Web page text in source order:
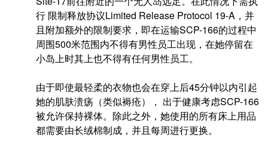
行 限制释放协议Limited Release Protocol 19-A，并
且附加额外的限制要求，即在运输SCP-166的过程中
周围500米范围内不得有男性员工出现，在她停留在
小岛上时其上也不得有任何男性员工。
由于即使最轻柔的衣物也会在穿上后45分钟以内引起
她的肌肤溃疡（类似褥疮）， 出于健康考虑SCP-166
被允许保持裸体。除此之外，她使用的所有床上用品
都需要由长绒棉制成，并且每周进行更换。